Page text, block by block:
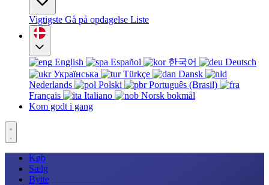
Vigtigste Gå på opdagelse Liste
English Español 한국어
Deutsch
Українська
Türkçe
Dansk
Nederlands
Polski
Português (Brasil)
Français
Italiano
Norsk bokmål
Kom godt i gang
Køb
Sælg
Bytte